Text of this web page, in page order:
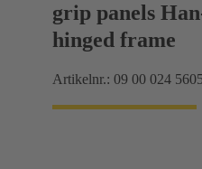
grip panels
hinged frame
Artikelnr.: 09 00 024